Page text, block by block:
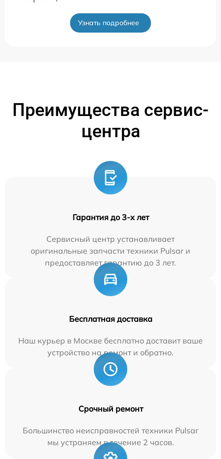
Узнать подробнее
Преимущества сервис-
центра
Гарантия до 3-х лет
Сервисный центр устанавливает
оригинальные запчасти техники Pulsar и
предоставляет гарантию до 3 лет.
Бесплатная доставка
Наш курьер в Москве бесплатно доставит ваше
устройство на ремонт и обратно.
Срочный ремонт
Большинство неисправностей техники Pulsar
мы устраняем в течение 2 часов.